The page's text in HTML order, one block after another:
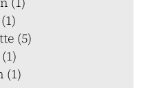
(5)
(1)